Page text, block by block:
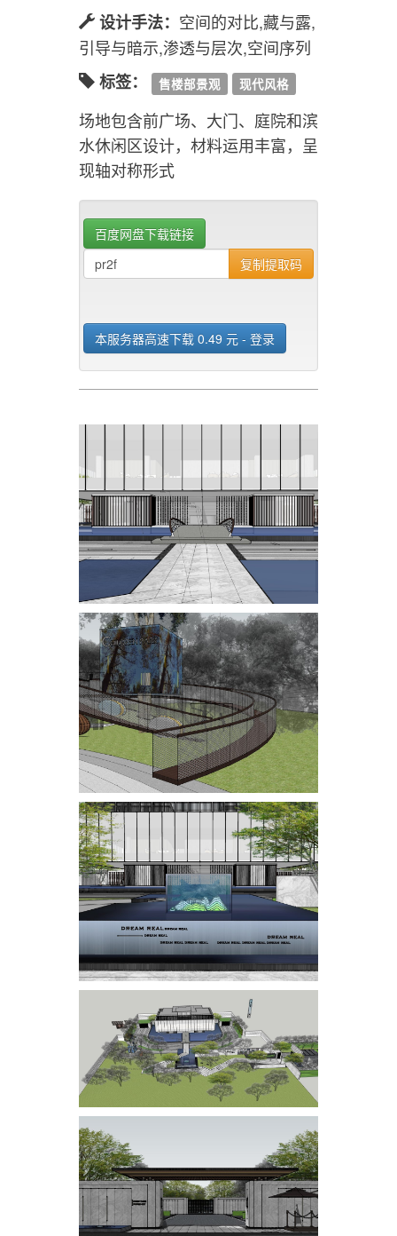
地域：热带,亚热带,温带
植物：地被,灌木,绿叶乔木
设计手法：空间的对比,藏与露,
引导与暗示,渗透与层次,空间序列
标签：
售楼部景观 现代风格
场地包含前广场、大门、庭院和滨
水休闲区设计，材料运用丰富，呈
现轴对称形式
复制提取码